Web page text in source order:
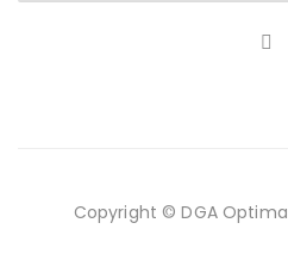
Copyright © DGA Optima